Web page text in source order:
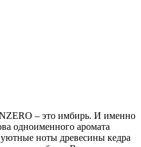
– это имбирь. И именно
одноименного аромата
ноты древесины кедра